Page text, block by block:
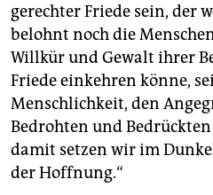
gerechter Friede sein, der
belohnt noch die
Willkür und Gewalt ihrer
Friede einkehren könne,
Menschlichkeit, den
Bedrohten und Bedrückten
damit setzen wir im
der Hoffnung.“